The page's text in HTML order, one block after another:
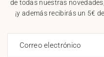
de todas nuestras
¡y además recibirás un 5€
Correo electrónico